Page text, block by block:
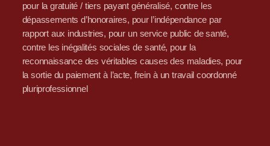
pour la gratuité / tiers payant généralisé, contre les
dépassements d’honoraires, pour l’indépendance par
rapport aux industries, pour un service public de santé,
contre les inégalités sociales de santé, pour la
reconnaissance des véritables causes des maladies, pour
la sortie du paiement à l’acte, frein à un travail coordonné
pluriprofessionnel